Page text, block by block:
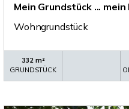
Mein Grundstück ... mein
Wohngrundstück
332 m²
GRUNDSTÜCK